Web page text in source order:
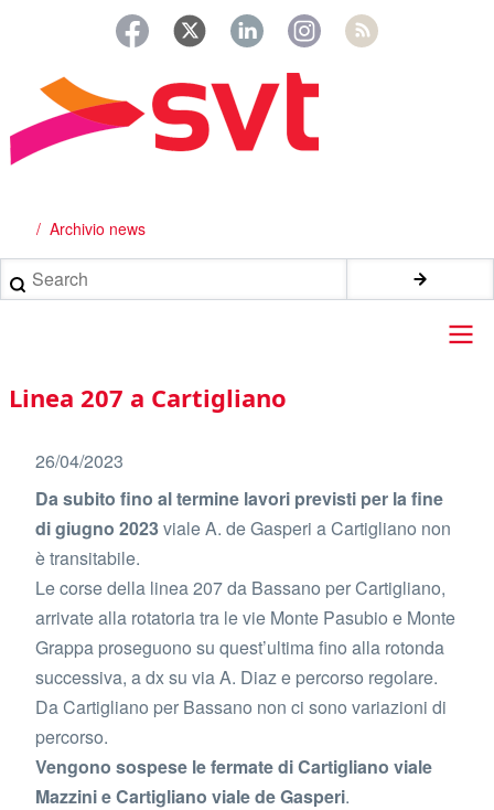
principale
Briciole
di
pane
Archivio news
Search
Main
navigation
Linea 207 a Cartigliano
26/04/2023
Da subito fino al termine lavori previsti per la fine
di giugno 2023viale A. de Gasperi a Cartigliano non
è transitabile.
Le corse della linea 207 da Bassano per Cartigliano,
arrivate alla rotatoria tra le vie Monte Pasubio e Monte
Grappa proseguono su quest’ultima fino alla rotonda
successiva, a dx su via A. Diaz e percorso regolare.
Da Cartigliano per Bassano non ci sono variazioni di
percorso.
Vengono sospese le fermate di Cartigliano viale
Mazzini e Cartigliano viale de Gasperi.